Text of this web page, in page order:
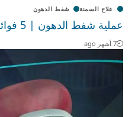
علاج السمنة شفط الدهون
عملية شفط الدهون | 5 فوائد مذهلة للجسم
7 أشهر ago